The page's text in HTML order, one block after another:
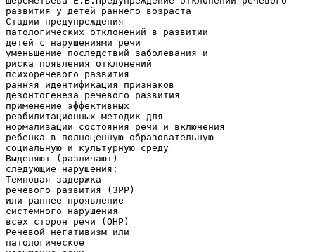
развития у детей раннего возраста
Стадии предупреждения
патологических отклонений в развитии
детей с нарушениями речи
уменьшение последствий заболевания и
риска появления отклонений
психоречевого развития
ранняя идентификация признаков
дезонтогенеза речевого развития
применение эффективных
реабилитационных методик для
нормализации состояния речи и включения
ребенка в полноценную образовательную
социальную и культурную среду
Выделяют (различают)
следующие нарушения:
Темповая задержка
речевого развития (ЗРР)
или раннее проявление
системного нарушения
всех сторон речи (ОНР)
Речевой негативизм или
патологическое